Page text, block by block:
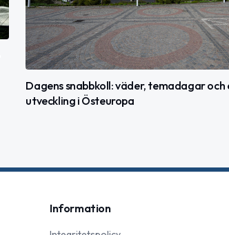
Dagens snabbkoll: väder, temadagar och
utveckling i Östeuropa
Information